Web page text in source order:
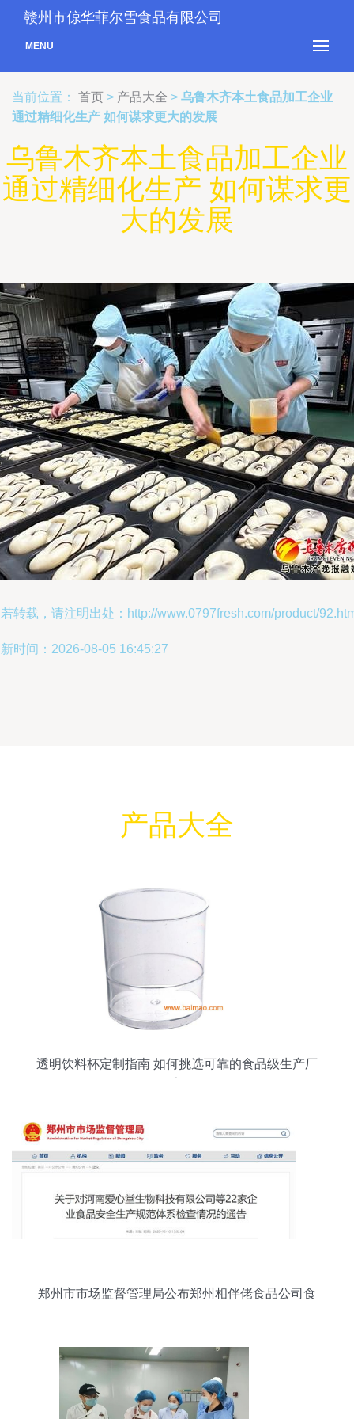
赣州市倞华菲尔雪食品有限公司
MENU
当前位置： 首页 > 产品大全 > 乌鲁木齐本土食品加工企业
通过精细化生产 如何谋求更大的发展
乌鲁木齐本土食品加工企业
通过精细化生产 如何谋求更
大的发展
转载，请注明出处：http://www.0797fresh.com/product/
时间：2026-08-05 16:45:27
产品大全
透明饮料杯定制指南 如何挑选可靠的食品级生产厂
郑州市市场监督管理局公布郑州相伴佬食品公司食